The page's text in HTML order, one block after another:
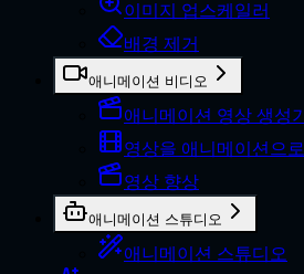
이미지 업스케일러
배경 제거
애니메이션 비디오
애니메이션 영상 생성기
영상을 애니메이션으로
영상 향상
애니메이션 스튜디오
애니메이션 스튜디오